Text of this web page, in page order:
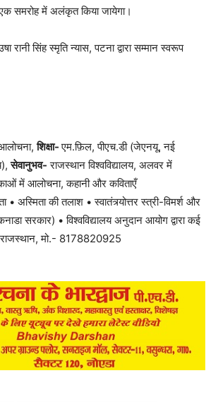
समरोह में अलंकृत किया जायेगा।
रानी सिंह स्मृति न्यास, पटना द्वारा सम्मान स्वरूप
शिक्षा-एम.फ़िल, पीएच.डी (जेएनयू, नई
सेवानुभव- राजस्थान विश्वविद्यालय, अलवर में
में आलोचना, कहानी और कविताएँ
• अस्मिता की तलाश • स्वातंत्र्योत्तर स्त्री-विमर्श और
सरकार) • विश्वविद्यालय अनुदान आयोग द्वारा कई
मो.- 8178820925